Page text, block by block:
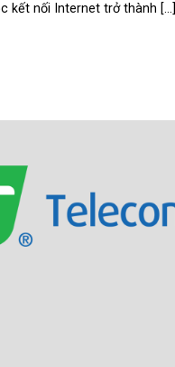
kết nối Internet trở thành [...]